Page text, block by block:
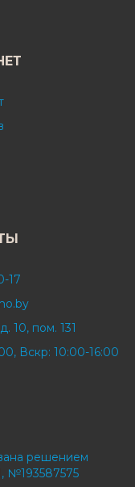
17
10, пом. 131
Вскр: 10:00-16:00
решением
№193587575